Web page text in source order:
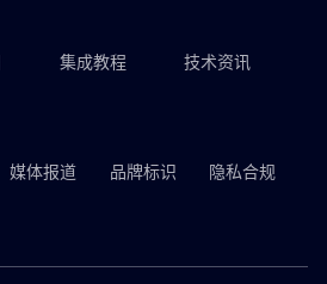
集成教程 技术资讯
媒体报道 品牌标识
隐私合规